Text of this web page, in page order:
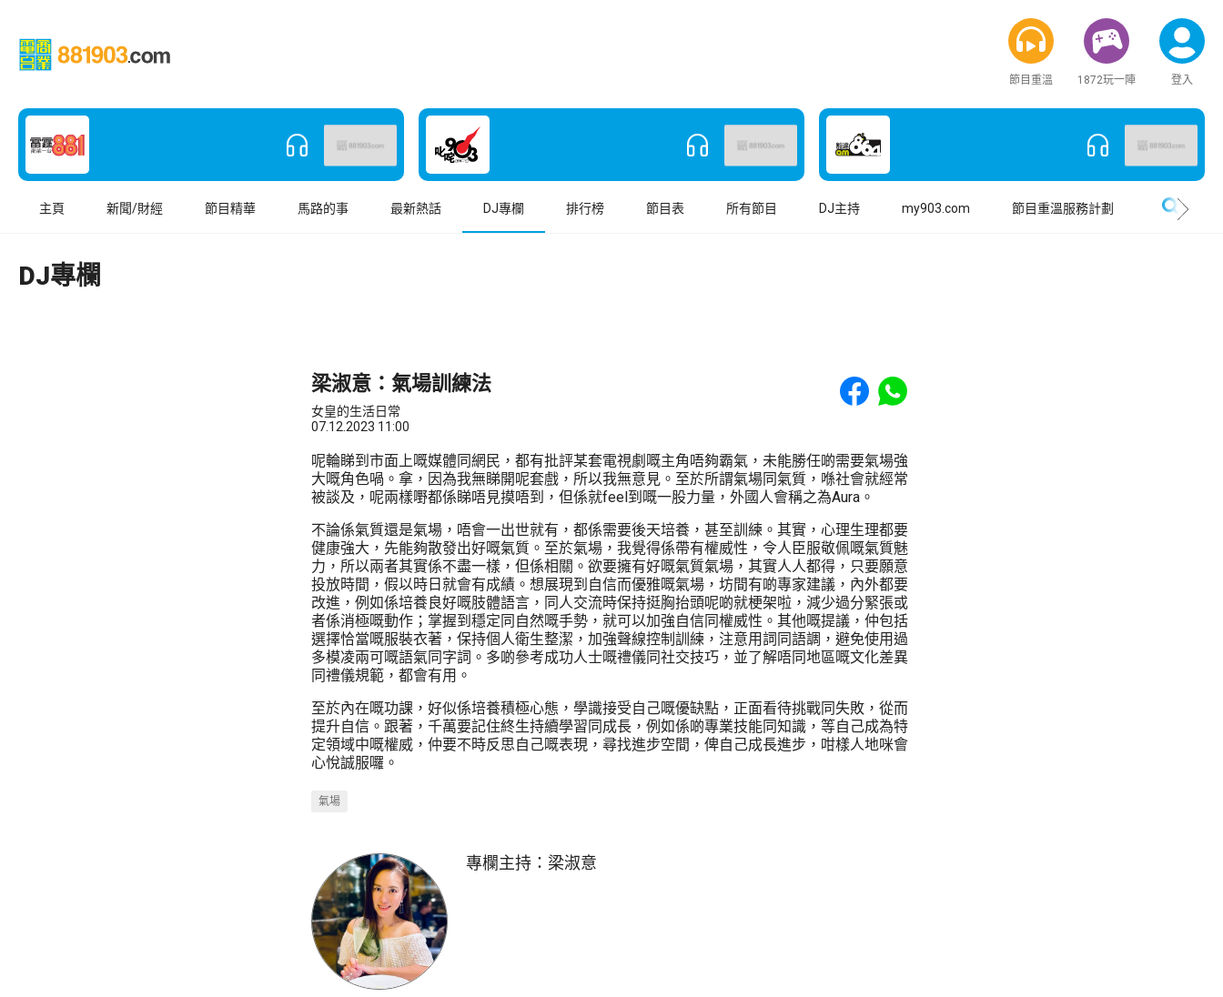
節目重溫 1872玩一陣 登入
主頁 新聞/財經 節目精華 馬路的事 最新熱話 DJ專欄 排行榜 節目表 所有節目 DJ主持 my903.com 節目重溫服務計劃
DJ專欄
梁淑意：氣場訓練法
女皇的生活日常
07.12.2023 11:00
Share to Facebook
Share to WhatsApp
呢輪睇到市面上嘅媒體同網民，都有批評某套電視劇嘅主角唔夠霸氣，未能勝任啲需要氣場強
大嘅角色喎。拿，因為我無睇開呢套戲，所以我無意見。至於所謂氣場同氣質，喺社會就經常
被談及，呢兩樣嘢都係睇唔見摸唔到，但係就feel到嘅一股力量，外國人會稱之為Aura。
不論係氣質還是氣場，唔會一出世就有，都係需要後天培養，甚至訓練。其實，心理生理都要
健康強大，先能夠散發出好嘅氣質。至於氣場，我覺得係帶有權威性，令人臣服敬佩嘅氣質魅
力，所以兩者其實係不盡一樣，但係相關。欲要擁有好嘅氣質氣場，其實人人都得，只要願意
投放時間，假以時日就會有成績。想展現到自信而優雅嘅氣場，坊間有啲專家建議，內外都要
改進，例如係培養良好嘅肢體語言，同人交流時保持挺胸抬頭呢啲就梗架啦，減少過分緊張或
者係消極嘅動作；掌握到穩定同自然嘅手勢，就可以加強自信同權威性。其他嘅提議，仲包括
選擇恰當嘅服裝衣著，保持個人衛生整潔，加強聲線控制訓練，注意用詞同語調，避免使用過
多模凌兩可嘅語氣同字詞。多啲參考成功人士嘅禮儀同社交技巧，並了解唔同地區嘅文化差異
同禮儀規範，都會有用。
至於內在嘅功課，好似係培養積極心態，學識接受自己嘅優缺點，正面看待挑戰同失敗，從而
提升自信。跟著，千萬要記住終生持續學習同成長，例如係啲專業技能同知識，等自己成為特
定領域中嘅權威，仲要不時反思自己嘅表現，尋找進步空間，俾自己成長進步，咁樣人地咪會
心悅誠服囉。
氣場
專欄主持： 梁淑意